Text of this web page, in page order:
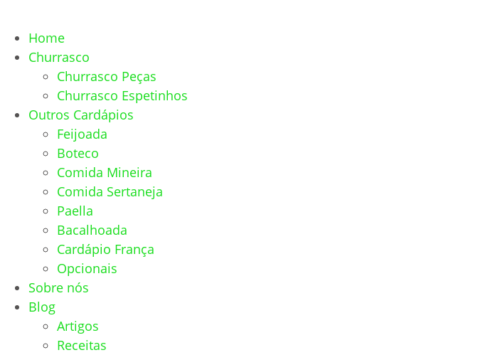
Home
Churrasco
Churrasco Peças
Churrasco Espetinhos
Outros Cardápios
Feijoada
Boteco
Comida Mineira
Comida Sertaneja
Paella
Bacalhoada
Cardápio França
Opcionais
Sobre nós
Blog
Artigos
Receitas